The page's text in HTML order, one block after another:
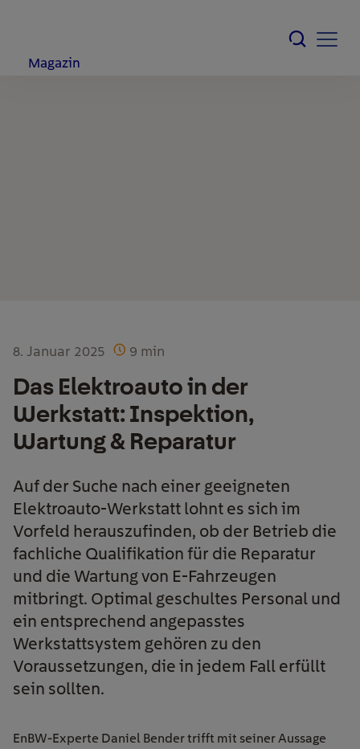
Magazin
8. Januar 2025 9 min
Das Elektroauto in der
Werkstatt: Inspektion,
Wartung & Reparatur
Auf der Suche nach einer geeigneten
Elektroauto-Werkstatt lohnt es sich im
Vorfeld herauszufinden, ob der Betrieb die
fachliche Qualifikation für die Reparatur
und die Wartung von E-Fahrzeugen
mitbringt. Optimal geschultes Personal und
ein entsprechend angepasstes
Werkstattsystem gehören zu den
Voraussetzungen, die in jedem Fall erfüllt
sein sollten.
EnBW-Experte Daniel Bender trifft mit seiner Aussage